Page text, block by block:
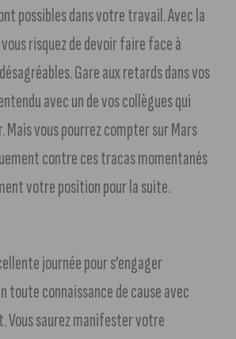
possibles dans votre travail. Avec la
risquez de devoir faire face à
Gare aux retards dans vos
avec un de vos collègues qui
Mais vous pourrez compter sur Mars
contre ces tracas momentanés
votre position pour la suite.
journée pour s’engager
connaissance de cause avec
Vous saurez manifester votre